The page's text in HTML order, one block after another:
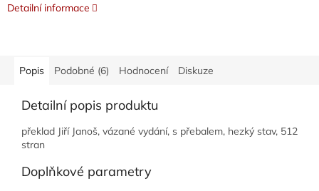
Detailní informace
Popis Podobné (6) Hodnocení Diskuze
Detailní popis produktu
překlad Jiří Janoš, vázané vydání, s přebalem, hezký stav, 512
stran
Doplňkové parametry